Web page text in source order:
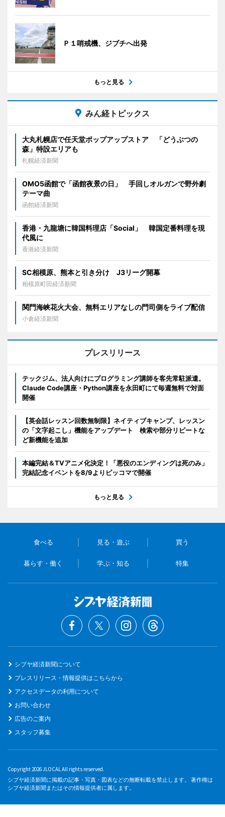
Ｐ１哨戒機、ジブチへ出発
もっと見る
みん経トピックス
大丸札幌店で任天堂ポップアップストア 「どうぶつの
森」特設エリアも
札幌経済新聞
OMO5函館で「函館夜景の日」 手回しオルガンで野外劇
テーマ曲
函館経済新聞
香港・九龍塘に韓国料理店「Social」 韓国定番料理を現
代風に
香港経済新聞
SC相模原、熊本と引き分け J3リーグ開幕
相模原町田経済新聞
関門海峡花火大会、無料エリアなしの門司側をライブ配信
小倉経済新聞
プレスリリース
テックジム、法人向けにプログラミング講師を客先常駐派遣。
Claude Code講座・Python講座を永田町にて毎週無料で対面
開催
【英会話レッスン回数無制限】ネイティブキャンプ、レッスン
の「文字起こし」機能をアップデート 検索や部分リピートな
ど新機能を追加
本編完結＆TVアニメ化決定！「悪役のエンディングは死のみ」
完結記念イベントを8/9よりピッコマで開催
もっと見る
食べる 見る・遊ぶ 買う
暮らす・働く 学ぶ・知る 特集
シブヤ経済新聞について
プレスリリース・情報提供はこちらから
アクセスデータの利用について
お問い合わせ
広告のご案内
スタッフ募集
Copyright 2026 JLOCAL All rights reserved.
シブヤ経済新聞に掲載の記事・写真・図表などの無断転載を禁止します。 著作権は
シブヤ経済新聞またはその情報提供者に属します。